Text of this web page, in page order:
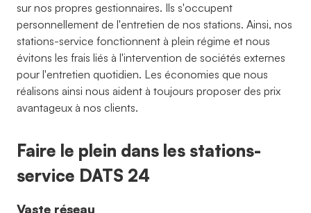
sur nos propres gestionnaires. Ils s'occupent
personnellement de l'entretien de nos stations. Ainsi, nos
stations-service fonctionnent à plein régime et nous
évitons les frais liés à l'intervention de sociétés externes
pour l'entretien quotidien. Les économies que nous
réalisons ainsi nous aident à toujours proposer des prix
avantageux à nos clients.
Faire le plein dans les stations-
service DATS 24
Vaste réseau